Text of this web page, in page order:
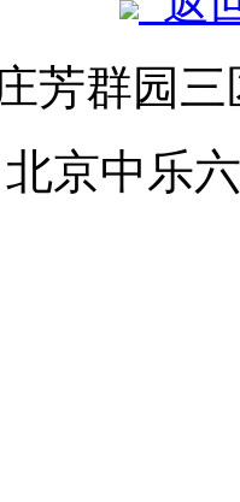
芳群园
北京中